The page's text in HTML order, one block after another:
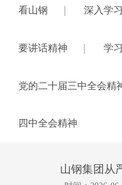
看山钢 | 深入学
要讲话精神 | 学
党的二十届三中全会精
四中全会精神
山钢集团从